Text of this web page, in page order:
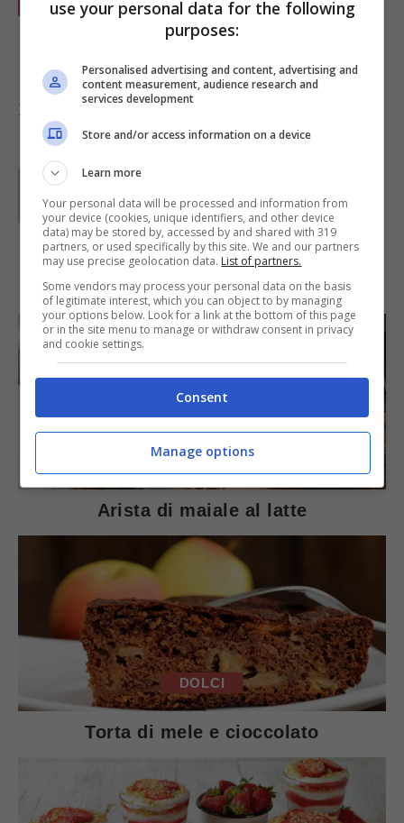
lasciate raffreddare per un poco in
Foto di Astrid KrähenmannAstrid Krähenmann
Parole diDeborah Di Lucia
IN PRIMO PIANO
SECONDI PIATTI
Arista di maiale al latte
DOLCI
Torta di mele e cioccolato
use your personal data for the following
purposes:
Personalised advertising and content, advertising and
content measurement, audience research and
services development
Store and/or access information on a device
Learn more
Your personal data will be processed and information from
your device (cookies, unique identifiers, and other device
data) may be stored by, accessed by and shared with 319
partners, or used specifically by this site. We and our partners
may use precise geolocation data. List of partners.
Some vendors may process your personal data on the basis
of legitimate interest, which you can object to by managing
your options below. Look for a link at the bottom of this page
or in the site menu to manage or withdraw consent in privacy
and cookie settings.
Consent
Manage options